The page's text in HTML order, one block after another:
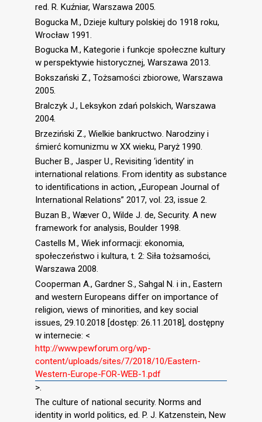
red. R. Kuźniar, Warszawa 2005.
Bogucka M., Dzieje kultury polskiej do 1918 roku,
Wrocław 1991.
Bogucka M., Kategorie i funkcje społeczne kultury
w perspektywie historycznej, Warszawa 2013.
Bokszański Z., Tożsamości zbiorowe, Warszawa
2005.
Bralczyk J., Leksykon zdań polskich, Warszawa
2004.
Brzeziński Z., Wielkie bankructwo. Narodziny i
śmierć komunizmu w XX wieku, Paryż 1990.
Bucher B., Jasper U., Revisiting ‘identity’ in
international relations. From identity as substance
to identiﬁcations in action, „European Journal of
International Relations” 2017, vol. 23, issue 2.
Buzan B., Wæver O., Wilde J. de, Security. A new
framework for analysis, Boulder 1998.
Castells M., Wiek informacji: ekonomia,
społeczeństwo i kultura, t. 2: Siła tożsamości,
Warszawa 2008.
Cooperman A., Gardner S., Sahgal N. i in., Eastern
and western Europeans differ on importance of
religion, views of minorities, and key social
issues, 29.10.2018 [dostęp: 26.11.2018], dostępny
w internecie: <
http://www.pewforum.org/wp-
content/uploads/sites/7/2018/10/Eastern-
Western-Europe-FOR-WEB-1.pdf
>.
The culture of national security. Norms and
identity in world politics, ed. P. J. Katzenstein, New